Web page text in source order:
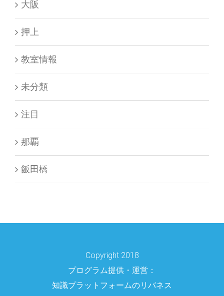
大阪
押上
教室情報
未分類
注目
那覇
飯田橋
Copyright 2018
プログラム提供・運営：
知識プラットフォームのリバネス